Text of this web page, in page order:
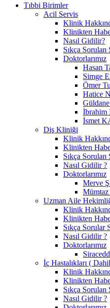
Tıbbi Birimler
Acil Servis
Klinik
Klinikten
Nasıl Gidilir?
Sıkça Sorulan
Doktorlarımız
Hasan
Simge
Ömer
Hatice
İbrahim
İsmet
Diş Kliniği
Klinik
Klinikten
Sıkça Sorulan
Nasıl Gidilir ?
Doktorlarımız
Merve
Uzman Aile
Klinik
Klinikten
Sıkça Sorular
Nasıl Gidilir ?
Doktorlarımız
İç Hastalıkları (
Klinik
Klinikten
Sıkça Sorulan
Nasıl Gidilir ?